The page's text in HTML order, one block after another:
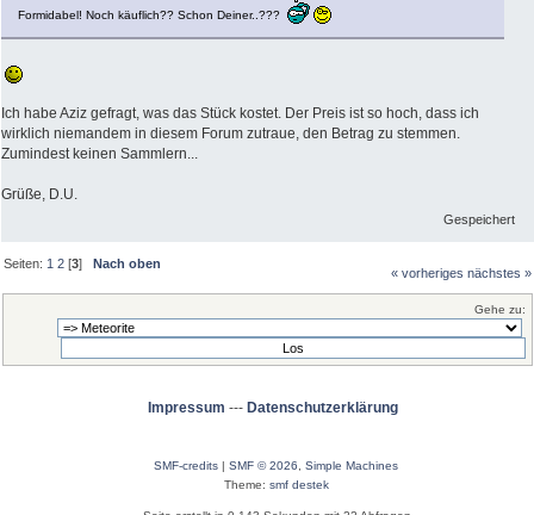
Formidabel! Noch käuflich?? Schon Deiner..???
Ich habe Aziz gefragt, was das Stück kostet. Der Preis ist so hoch, dass ich
wirklich niemandem in diesem Forum zutraue, den Betrag zu stemmen.
Zumindest keinen Sammlern...
Grüße, D.U.
Gespeichert
Seiten: 1 2 [3]Nach oben
« vorheriges nächstes »
Gehe zu:
Impressum --- Datenschutzerklärung
SMF-credits | SMF © 2026
Simple Machines
Theme: smf destek